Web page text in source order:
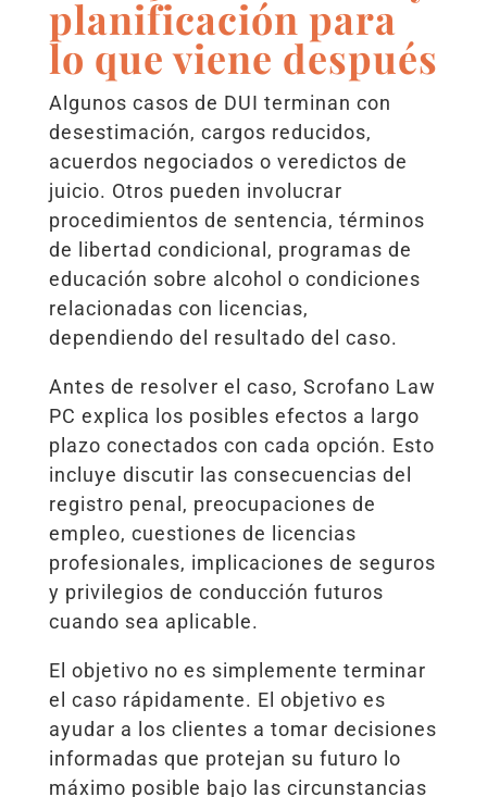
planificación para
lo que viene después
Algunos casos de DUI terminan con
desestimación, cargos reducidos,
acuerdos negociados o veredictos de
juicio. Otros pueden involucrar
procedimientos de sentencia, términos
de libertad condicional, programas de
educación sobre alcohol o condiciones
relacionadas con licencias,
dependiendo del resultado del caso.
Antes de resolver el caso, Scrofano Law
PC explica los posibles efectos a largo
plazo conectados con cada opción. Esto
incluye discutir las consecuencias del
registro penal, preocupaciones de
empleo, cuestiones de licencias
profesionales, implicaciones de seguros
y privilegios de conducción futuros
cuando sea aplicable.
El objetivo no es simplemente terminar
el caso rápidamente. El objetivo es
ayudar a los clientes a tomar decisiones
informadas que protejan su futuro lo
máximo posible bajo las circunstancias